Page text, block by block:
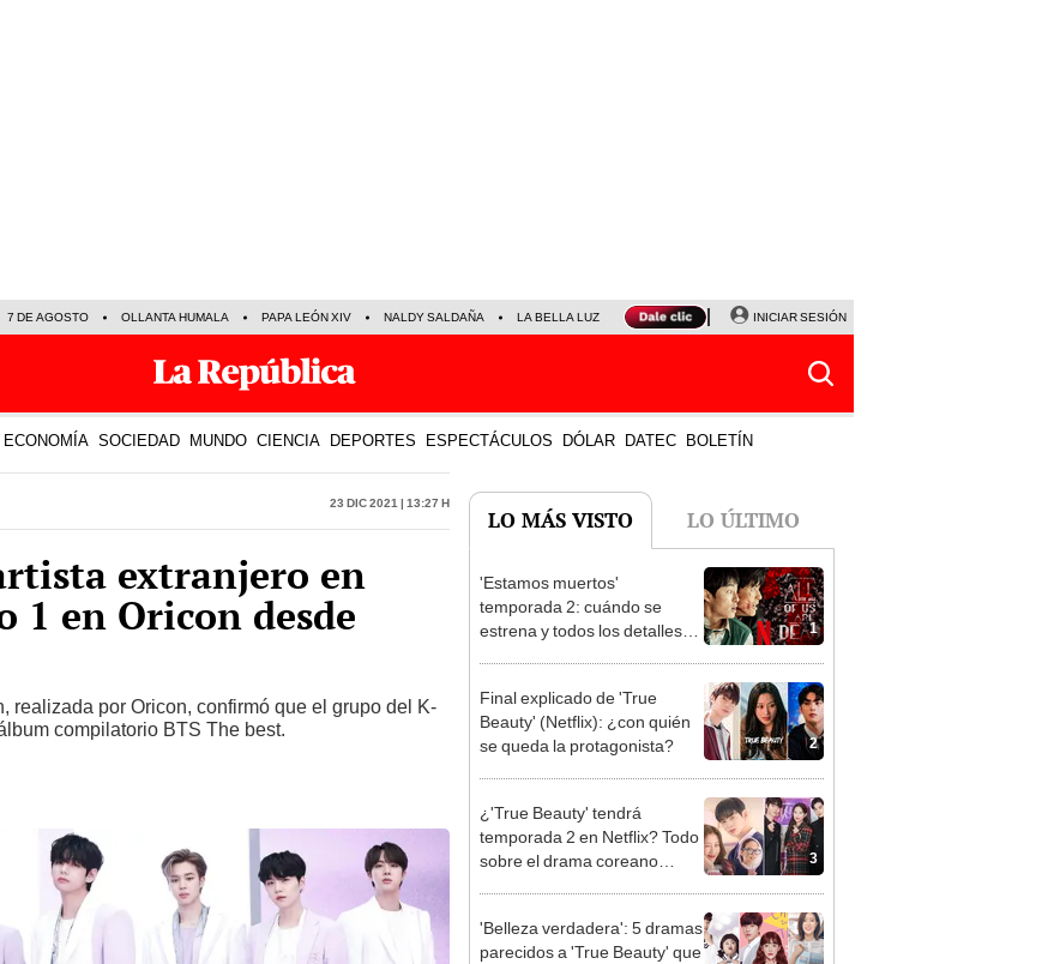
7 DE AGOSTO OLLANTA HUMALA PAPA LEÓN XIV NALDY SALDAÑA LA BELLA LUZ MAGALY MEDINA SINUANO RESULTADOS HOY
INICIAR SESIÓN
ECONOMÍA SOCIEDAD MUNDO CIENCIA DEPORTES ESPECTÁCULOS DÓLAR DATEC BOLETÍN
23 Dic 2021 | 13:27 h
extranjero en
1 en Oricon desde
realizada por Oricon, confirmó que el grupo del K-
compilatorio BTS The best.
LO MÁS VISTO LO ÚLTIMO
1
'Estamos muertos'
temporada 2: cuándo se
estrena y todos los detalles
2
Final explicado de 'True
Beauty' (Netflix): ¿con quién
se queda la protagonista?
3
¿'True Beauty' tendrá
temporada 2 en Netflix? Todo
sobre el drama coreano
'Belleza verdadera': 5 dramas
parecidos a 'True Beauty' que